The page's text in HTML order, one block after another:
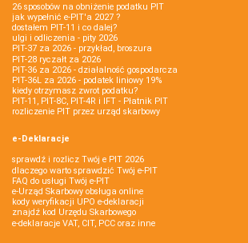
26 sposobów na obniżenie podatku PIT
jak wypełnić e-PIT'a 2027 ?
dostałem PIT-11 i co dalej?
ulgi i odliczenia - pity 2026
PIT-37 za 2026 - przykład, broszura
PIT-28 ryczałt za 2026
PIT-36 za 2026 - działalność gospodarcza
PIT-36L za 2026 - podatek liniowy 19%
kiedy otrzymasz zwrot podatku?
PIT-11, PIT-8C, PIT-4R i IFT - Płatnik PIT
rozliczenie PIT przez urząd skarbowy
e-Deklaracje
sprawdź i rozlicz Twój e PIT 2026
dlaczego warto sprawdzić Twój e-PIT
FAQ do usługi Twój e-PIT
e-Urząd Skarbowy obsługa online
kody weryfikacji UPO e-deklaracji
znajdź kod Urzędu Skarbowego
e-deklaracje VAT, CIT, PCC oraz inne